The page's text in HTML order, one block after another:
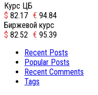
Курс ЦБ
$ 82.17 € 94.84
Биржевой курс
$ 82.52 € 95.39
Recent Posts
Popular Posts
Recent Comments
Tags